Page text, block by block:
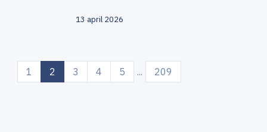
13 april 2026
1 2 (current)
3 4 5 ... 209